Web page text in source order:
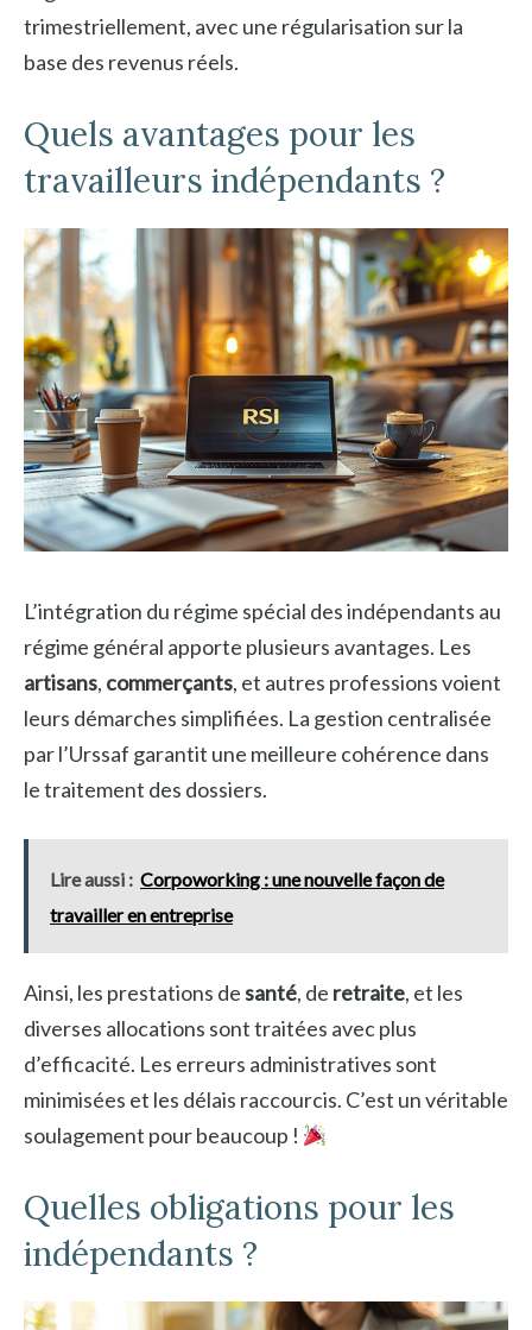
trimestriellement, avec une régularisation sur la
base des revenus réels.
Quels avantages pour les
travailleurs indépendants ?
L’intégration du régime spécial des indépendants au
régime général apporte plusieurs avantages. Les
artisans, commerçants, et autres professions voient
leurs démarches simplifiées. La gestion centralisée
par l’Urssaf garantit une meilleure cohérence dans
le traitement des dossiers.
Lire aussi : Corpoworking : une nouvelle façon de
travailler en entreprise
Ainsi, les prestations desanté, de retraite, et les
diverses allocations sont traitées avec plus
d’efficacité. Les erreurs administratives sont
minimisées et les délais raccourcis. C’est un véritable
soulagement pour beaucoup !
Quelles obligations pour les
indépendants ?